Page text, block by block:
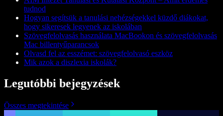
tudnod
Hogyan segítsük a tanulási nehézségekkel küzdő diákokat,
hogy sikeresek legyenek az iskolában
Szövegfelolvasás használata MacBookon és szövegfelolvasás
Mac billentyűparancsok
Olvasd fel az esszémet: szövegfelolvasó eszköz
Mik azok a diszlexia iskolák?
Legutóbbi bejegyzések
Összes megtekintése